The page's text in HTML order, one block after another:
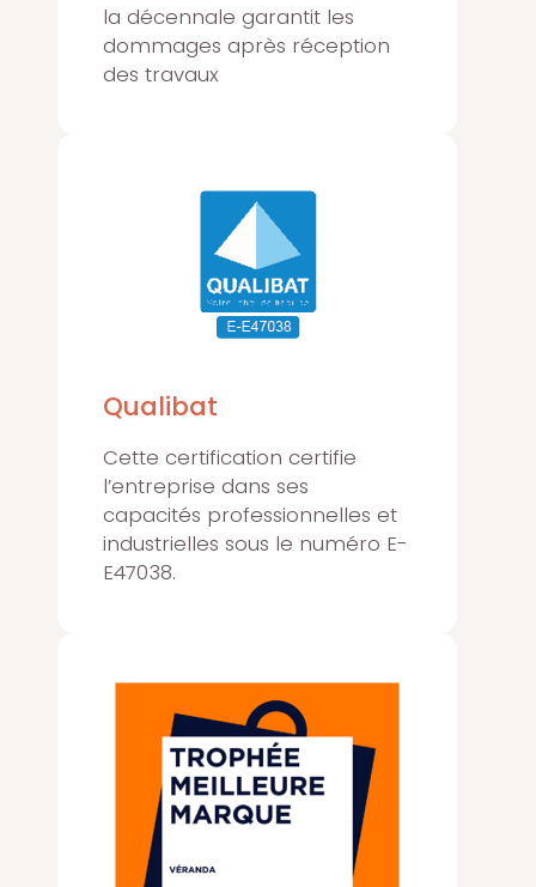
la décennale garantit les
dommages après réception
des travaux
Qualibat
Cette certification certifie
l’entreprise dans ses
capacités professionnelles et
industrielles sous le numéro E-
E47038.